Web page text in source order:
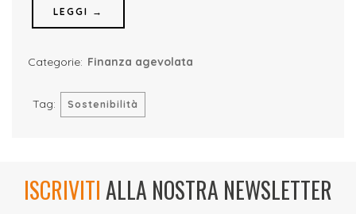
LEGGI →
Categorie: Finanza agevolata
Tag: Sostenibilità
ISCRIVITIALLA NOSTRA NEWSLETTER